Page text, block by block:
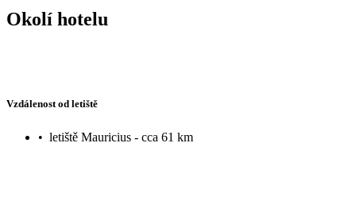
Okolí hotelu
Vzdálenost od letiště
• letiště Mauricius - cca 61 km